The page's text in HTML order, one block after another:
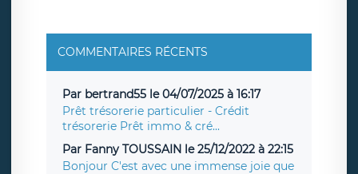
COMMENTAIRES RÉCENTS
Par bertrand55 le 04/07/2025 à 16:17
Prêt trésorerie particulier - Crédit
trésorerie Prêt immo & cré...
Par Fanny TOUSSAIN le 25/12/2022 à 22:15
Bonjour C'est avec une immense joie que